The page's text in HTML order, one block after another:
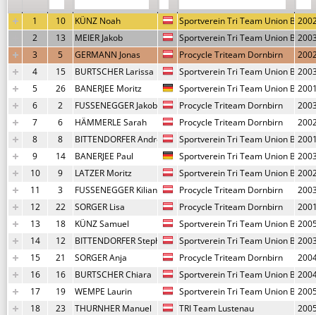
1 10 KÜNZ Noah Sportverein Tri Team Union
2
13 MEIER Jakob Sportverein Tri Team Union
3
5 GERMANN Jonas Procycle Triteam Dornbirn
4
15 BURTSCHER Larissa Sportverein Tri Team Union
5
26 BANERJEE Moritz Sportverein Tri Team Union
6
2 FUSSENEGGER Jakob Procycle Triteam Dornbirn
7
6 HÄMMERLE Sarah Procycle Triteam Dornbirn
8
8 BITTENDORFER Andreas Sportverein Tri Team Union
9
14 BANERJEE Paul Sportverein Tri Team Union
10
9 LATZER Moritz Sportverein Tri Team Union
11
3 FUSSENEGGER Kilian Procycle Triteam Dornbirn
12
22 SORGER Lisa Procycle Triteam Dornbirn
13
18 KÜNZ Samuel Sportverein Tri Team Union
14
12 BITTENDORFER Stephan Sportverein Tri Team Union
15
21 SORGER Anja Procycle Triteam Dornbirn
16
16 BURTSCHER Chiara Sportverein Tri Team Union
17
19 WEMPE Laurin Sportverein Tri Team Union
18
23 THURNHER Manuel TRI Team Lustenau